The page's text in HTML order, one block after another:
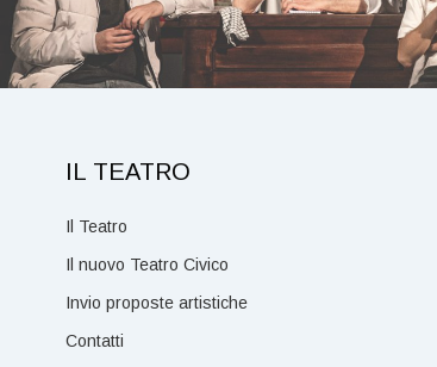
IL TEATRO
Il Teatro
Il nuovo Teatro Civico
Invio proposte artistiche
Contatti